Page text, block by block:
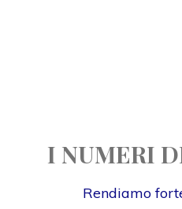
I NUMERI
Rendiamo